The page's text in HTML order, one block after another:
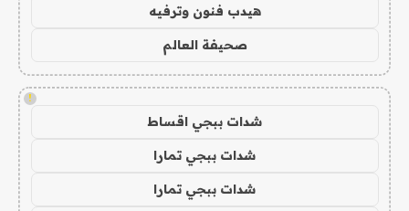
هيدب فنون وترفيه
صحيفة العالم
!
شدات ببجي اقساط
شدات ببجي تمارا
شدات ببجي تمارا